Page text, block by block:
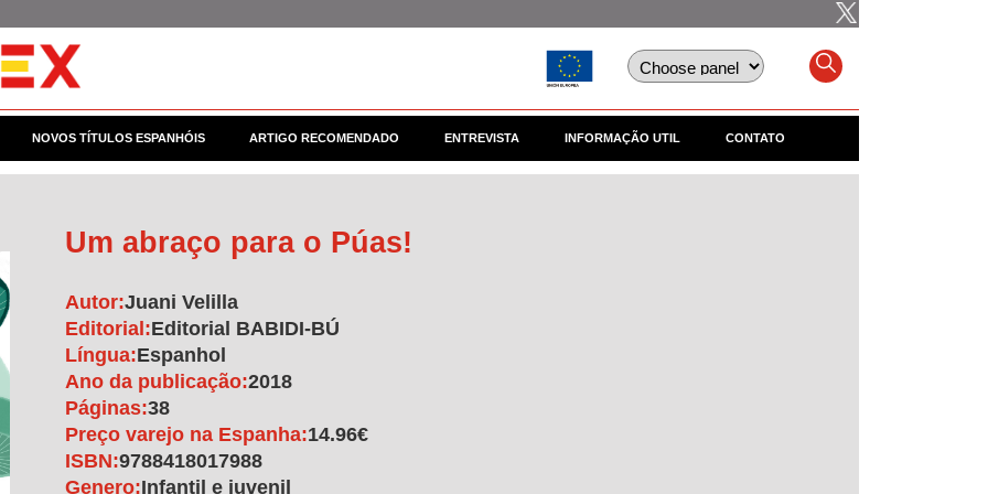
NOVOS TÍTULOS ESPANHÓIS ARTIGO RECOMENDADO ENTREVISTA INFORMAÇÃO UTIL CONTATO
Um abraço para o Púas!
Autor:Juani Velilla
Editorial:Editorial BABIDI-BÚ
Língua:Espanhol
Ano da publicação:2018
Páginas:38
Preço varejo na Espanha:14.96€
ISBN:9788418017988
Genero:Infantil e juvenil